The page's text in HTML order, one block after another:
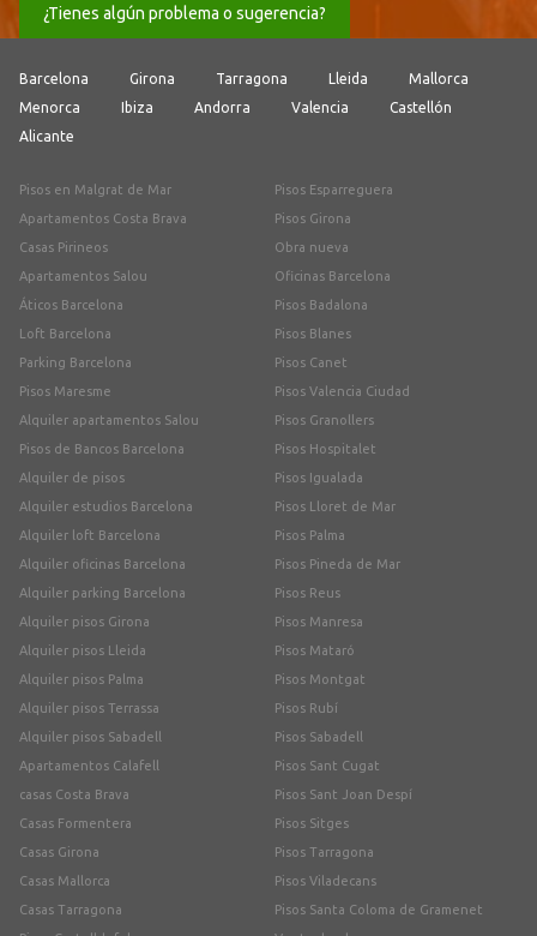
¿Tienes algún problema o sugerencia?
Barcelona Girona Tarragona Lleida
Mallorca
Menorca
Ibiza Andorra Valencia
Castellón
Alicante
Pisos en Malgrat de Mar
Apartamentos Costa Brava
Casas Pirineos
Apartamentos Salou
Áticos Barcelona
Loft Barcelona
Parking Barcelona
Pisos Maresme
Alquiler apartamentos Salou
Pisos de Bancos Barcelona
Alquiler de pisos
Alquiler estudios Barcelona
Alquiler loft Barcelona
Alquiler oficinas Barcelona
Alquiler parking Barcelona
Alquiler pisos Girona
Alquiler pisos Lleida
Alquiler pisos Palma
Alquiler pisos Terrassa
Alquiler pisos Sabadell
Apartamentos Calafell
casas Costa Brava
Casas Formentera
Casas Girona
Casas Mallorca
Casas Tarragona
Pisos Esparreguera
Pisos Girona
Obra nueva
Oficinas Barcelona
Pisos Badalona
Pisos Blanes
Pisos Canet
Pisos Valencia Ciudad
Pisos Granollers
Pisos Hospitalet
Pisos Igualada
Pisos Lloret de Mar
Pisos Palma
Pisos Pineda de Mar
Pisos Reus
Pisos Manresa
Pisos Mataró
Pisos Montgat
Pisos Rubí
Pisos Sabadell
Pisos Sant Cugat
Pisos Sant Joan Despí
Pisos Sitges
Pisos Tarragona
Pisos Viladecans
Pisos Santa Coloma de Gramenet